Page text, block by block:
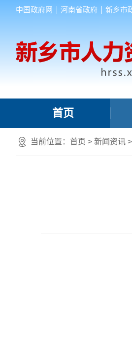
中国政府网 河南省政府 新乡市
首页
当前位置： 首页 > 新闻资讯 >